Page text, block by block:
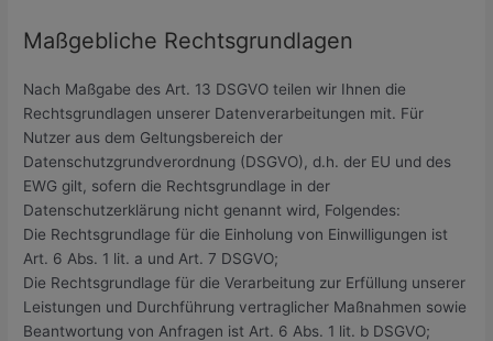
Maßgebliche Rechtsgrundlagen
Nach Maßgabe des Art. 13 DSGVO teilen wir Ihnen die
Rechtsgrundlagen unserer Datenverarbeitungen mit. Für
Nutzer aus dem Geltungsbereich der
Datenschutzgrundverordnung (DSGVO), d.h. der EU und des
EWG gilt, sofern die Rechtsgrundlage in der
Datenschutzerklärung nicht genannt wird, Folgendes:
Die Rechtsgrundlage für die Einholung von Einwilligungen ist
Art. 6 Abs. 1 lit. a und Art. 7 DSGVO;
Die Rechtsgrundlage für die Verarbeitung zur Erfüllung unserer
Leistungen und Durchführung vertraglicher Maßnahmen sowie
Beantwortung von Anfragen ist Art. 6 Abs. 1 lit. b DSGVO;